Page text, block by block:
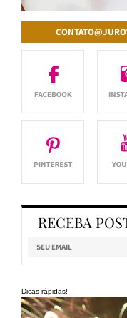
RECEBA
Dicas rápidas!